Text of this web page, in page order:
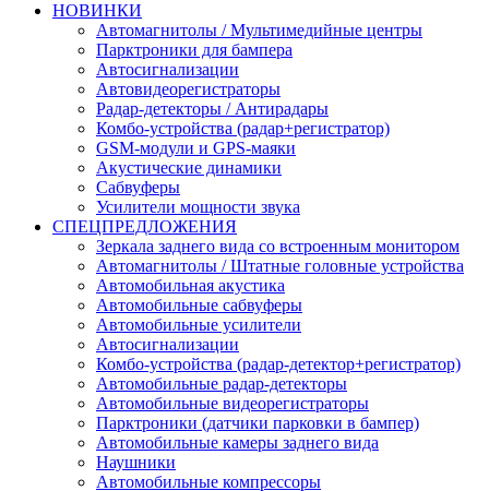
НОВИНКИ
Автомагнитолы / Мультимедийные центры
Парктроники для бампера
Автосигнализации
Автовидеорегистраторы
Радар-детекторы / Антирадары
Комбо-устройства (радар+регистратор)
GSM-модули и GPS-маяки
Акустические динамики
Сабвуферы
Усилители мощности звука
СПЕЦПРЕДЛОЖЕНИЯ
Зеркала заднего вида со встроенным монитором
Автомагнитолы / Штатные головные устройства
Автомобильная акустика
Автомобильные сабвуферы
Автомобильные усилители
Автосигнализации
Комбо-устройства (радар-детектор+регистратор)
Автомобильные радар-детекторы
Автомобильные видеорегистраторы
Парктроники (датчики парковки в бампер)
Автомобильные камеры заднего вида
Наушники
Автомобильные компрессоры